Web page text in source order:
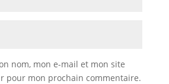
nom, mon e-mail et mon site
pour mon prochain commentaire.